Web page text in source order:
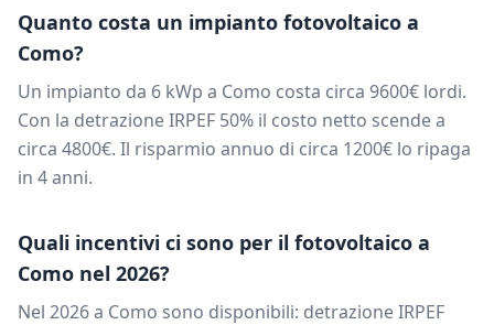
Quanto costa un impianto fotovoltaico a
Como?
Un impianto da 6 kWp a Como costa circa 9600€ lordi.
Con la detrazione IRPEF 50% il costo netto scende a
circa 4800€. Il risparmio annuo di circa 1200€ lo ripaga
in 4anni.
Quali incentivi ci sono per il fotovoltaico a
Como nel 2026?
Nel 2026 a Como sono disponibili: detrazione IRPEF